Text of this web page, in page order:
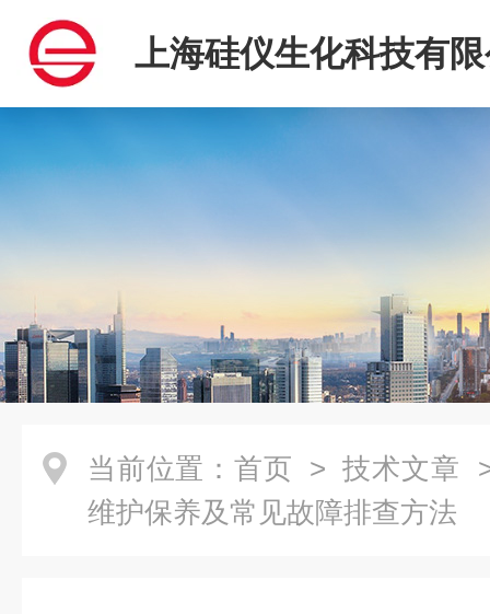
上海硅仪生化科技有
当前位置： 首页 > 技术文章
维护保养及常见故障排查方法